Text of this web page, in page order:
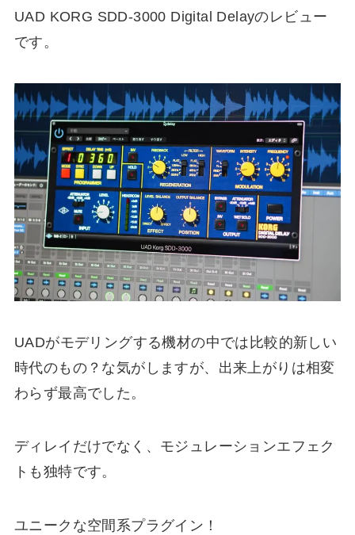
UAD KORG SDD-3000 Digital Delayのレビュー
です。
UADがモデリングする機材の中では比較的新しい
時代のもの？な気がしますが、出来上がりは相変
わらず最高でした。
ディレイだけでなく、モジュレーションエフェク
トも独特です。
ユニークな空間系プラグイン！